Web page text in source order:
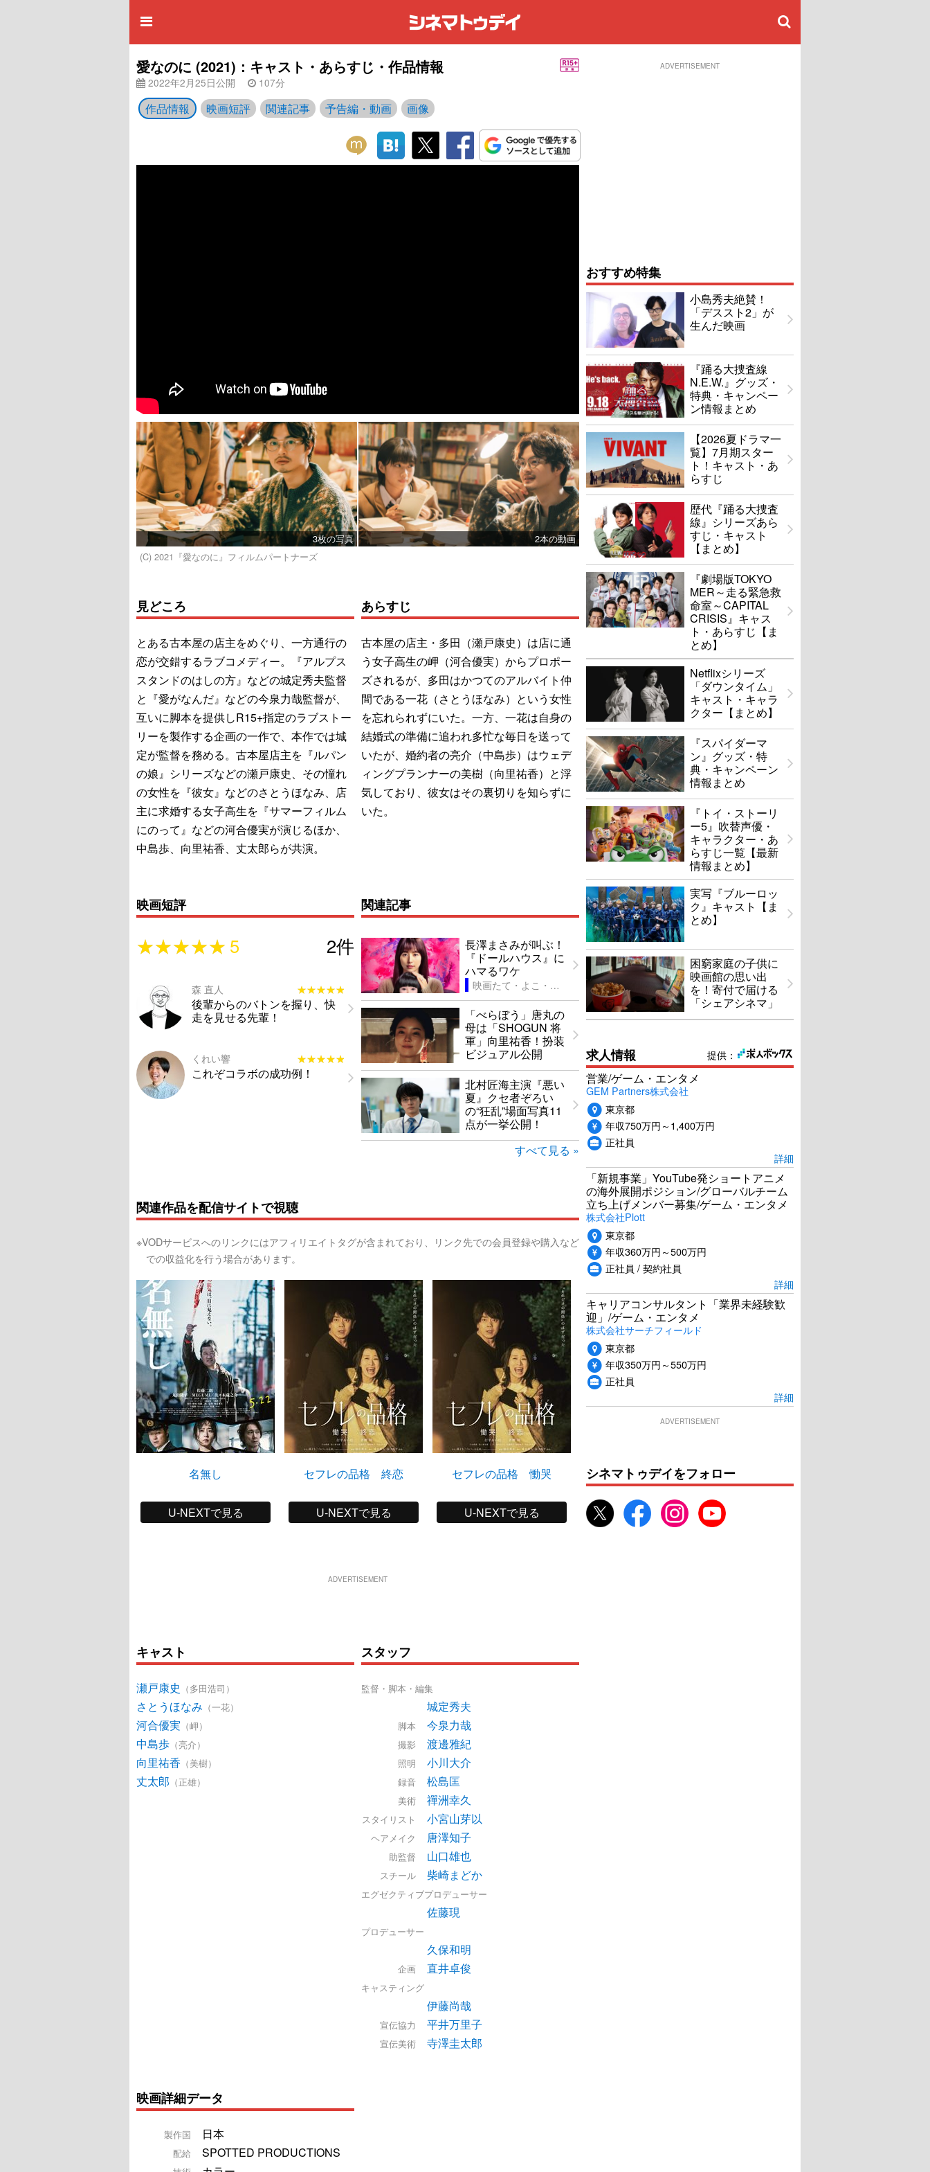
愛なのに (2021)：キャスト・あらすじ・作品情報
2022年2月25日公開 107分
作品情報 映画短評 関連記事 予告編・動画 画像
3枚の写真
2本の動画
(C) 2021『愛なのに』フィルムパートナーズ
見どころ
とある古本屋の店主をめぐり、一方通行の
恋が交錯するラブコメディー。『アルプス
スタンドのはしの方』などの城定秀夫監督
と『愛がなんだ』などの今泉力哉監督が、
互いに脚本を提供しR15+指定のラブストー
リーを製作する企画の一作で、本作では城
定が監督を務める。古本屋店主を『ルパン
の娘』シリーズなどの瀬戸康史、その憧れ
の女性を『彼女』などのさとうほなみ、店
主に求婚する女子高生を『サマーフィルム
にのって』などの河合優実が演じるほか、
中島歩、向里祐香、丈太郎らが共演。
あらすじ
古本屋の店主・多田（瀬戸康史）は店に通
う女子高生の岬（河合優実）からプロポー
ズされるが、多田はかつてのアルバイト仲
間である一花（さとうほなみ）という女性
を忘れられずにいた。一方、一花は自身の
結婚式の準備に追われ多忙な毎日を送って
いたが、婚約者の亮介（中島歩）はウェデ
ィングプランナーの美樹（向里祐香）と浮
気しており、彼女はその裏切りを知らずに
いた。
映画短評
★★★★★
★★★★★ 5 2件
森 直人 ★★★★★
★★★★★
後輩からのバトンを握り、快
走を見せる先輩！
くれい響 ★★★★★
★★★★★
これぞコラボの成功例！
関連記事
長澤まさみが叫ぶ！
『ドールハウス』に
ハマるワケ
映画たて・よこ・ななめ見！
「べらぼう」唐丸の
母は「SHOGUN 将
軍」向里祐香！扮装
ビジュアル公開
北村匠海主演『悪い
夏』クセ者ぞろい
の“狂乱”場面写真11
点が一挙公開！
すべて見る »
関連作品を配信サイトで視聴
※VODサービスへのリンクにはアフィリエイトタグが含まれており、リンク先での会員登録や購入など
での収益化を行う場合があります。
名無し
U-NEXTで見る
セフレの品格 終恋
U-NEXTで見る
セフレの品格 慟哭
U-NEXTで見る
ドールハウス
U-NEXTで見る
ADVERTISEMENT
キャスト
瀬戸康史 （多田浩司）
さとうほなみ （一花）
河合優実 （岬）
中島歩 （亮介）
向里祐香 （美樹）
丈太郎 （正雄）
スタッフ
監督・脚本・編集
城定秀夫
脚本 今泉力哉
撮影 渡邊雅紀
照明 小川大介
録音 松島匡
美術 禪洲幸久
スタイリスト 小宮山芽以
ヘアメイク 唐澤知子
助監督 山口雄也
スチール 柴崎まどか
エグゼクティブプロデューサー
佐藤現
プロデューサー
久保和明
企画 直井卓俊
キャスティング
伊藤尚哉
宣伝協力 平井万里子
宣伝美術 寺澤圭太郎
映画詳細データ
製作国 日本
配給 SPOTTED PRODUCTIONS
ADVERTISEMENT
おすすめ特集
小島秀夫絶賛！
「デススト2」が
生んだ映画
『踊る大捜査線
N.E.W.』グッズ・
特典・キャンペー
ン情報まとめ
【2026夏ドラマ一
覧】7月期スター
ト！キャスト・あ
らすじ
歴代『踊る大捜査
線』シリーズあら
すじ・キャスト
【まとめ】
『劇場版TOKYO
MER～走る緊急救
命室～CAPITAL
CRISIS』キャス
ト・あらすじ【ま
とめ】
Netflixシリーズ
「ダウンタイム」
キャスト・キャラ
クター【まとめ】
『スパイダーマ
ン』グッズ・特
典・キャンペーン
情報まとめ
『トイ・ストーリ
ー5』吹替声優・
キャラクター・あ
らすじ一覧【最新
情報まとめ】
実写『ブルーロッ
ク』キャスト【ま
とめ】
困窮家庭の子供に
映画館の思い出
を！寄付で届ける
「シェアシネマ」
提供：
求人情報
営業/ゲーム・エンタメ
GEM Partners株式会社
東京都
年収750万円～1,400万円
正社員
詳細
「新規事業」YouTube発ショートアニメ
の海外展開ポジション/グローバルチーム
立ち上げメンバー募集/ゲーム・エンタメ
株式会社Plott
東京都
年収360万円～500万円
正社員 / 契約社員
詳細
キャリアコンサルタント「業界未経験歓
迎」/ゲーム・エンタメ
株式会社サーチフィールド
東京都
年収350万円～550万円
正社員
詳細
ADVERTISEMENT
シネマトゥデイをフォロー